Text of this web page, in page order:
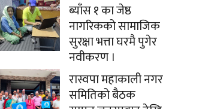
ब्याँस १ का जेष्ठ
नागरिकको सामाजिक
सुरक्षा भत्ता घरमै पुगेर
नवीकरण ।
रास्वपा महाकाली नगर
समितिको बैठक